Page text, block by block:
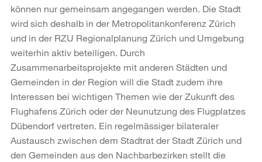
können nur gemeinsam angegangen werden. Die Stadt
wird sich deshalb in der Metropolitankonferenz Zürich
und in der RZU Regionalplanung Zürich und Umgebung
weiterhin aktiv beteiligen. Durch
Zusammenarbeitsprojekte mit anderen Städten und
Gemeinden in der Region will die Stadt zudem ihre
Interessen bei wichtigen Themen wie der Zukunft des
Flughafens Zürich oder der Neunutzung des Flugplatzes
Dübendorf vertreten. Ein regelmässiger bilateraler
Austausch zwischen dem Stadtrat der Stadt Zürich und
den Gemeinden aus den Nachbarbezirken stellt die